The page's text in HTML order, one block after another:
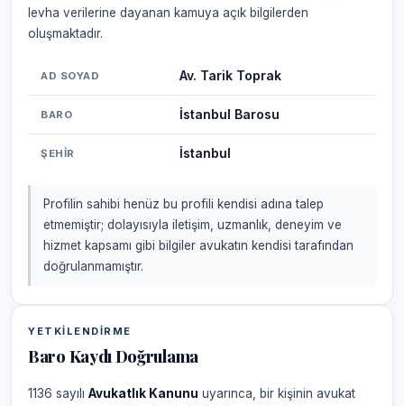
levha verilerine dayanan kamuya açık bilgilerden
oluşmaktadır.
AD SOYAD Av. Tarik Toprak
BARO İstanbul Barosu
ŞEHIR İstanbul
Profilin sahibi henüz bu profili kendisi adına talep
etmemiştir; dolayısıyla iletişim, uzmanlık, deneyim ve
hizmet kapsamı gibi bilgiler avukatın kendisi tarafından
doğrulanmamıştır.
YETKILENDIRME
Baro Kaydı Doğrulama
1136 sayılı Avukatlık Kanunu uyarınca, bir kişinin avukat